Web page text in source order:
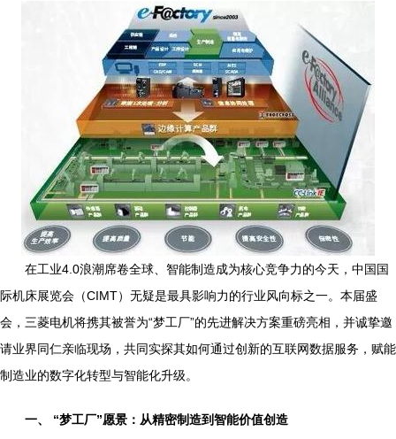
在工业4.0浪潮席卷全球、智能制造成为核心竞争力的今天，中国国
际机床展览会（CIMT）无疑是最具影响力的行业风向标之一。本届盛
会，三菱电机将携其被誉为“梦工厂”的先进解决方案重磅亮相，并诚挚邀
请业界同仁亲临现场，共同实探其如何通过创新的互联网数据服务，赋能
制造业的数字化转型与智能化升级。
一、 “梦工厂”愿景：从精密制造到智能价值创造